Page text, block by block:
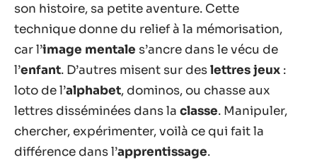
son histoire, sa petite aventure. Cette
technique donne du relief à la mémorisation,
car l’image mentale s’ancre dans le vécu de
l’enfant. D’autres misent sur deslettres jeux :
loto de l’alphabet, dominos, ou chasse aux
lettres disséminées dans la classe. Manipuler,
chercher, expérimenter, voilà ce qui fait la
différence dans l’apprentissage.